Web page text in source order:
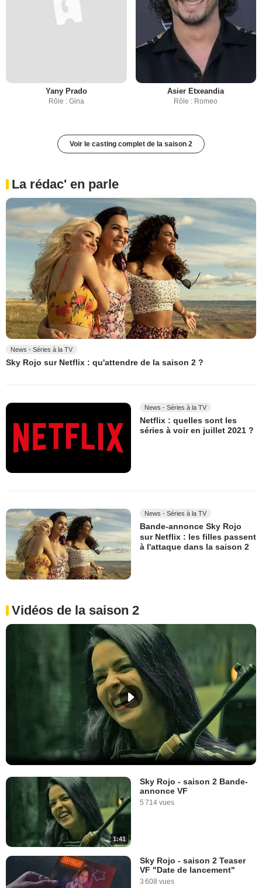
Yany Prado
Rôle : Gina
Asier Etxeandia
Rôle : Romeo
Voir le casting complet de la saison 2
La rédac' en parle
News - Séries à la TV
Sky Rojo sur Netflix : qu'attendre de la saison 2 ?
News - Séries à la TV
Netflix : quelles sont les
séries à voir en juillet 2021 ?
News - Séries à la TV
Bande-annonce Sky Rojo
sur Netflix : les filles passent
à l'attaque dans la saison 2
Vidéos de la saison 2
1:41
Sky Rojo - saison 2 Bande-
annonce VF
5 714 vues
Sky Rojo - saison 2 Teaser
VF "Date de lancement"
3 608 vues